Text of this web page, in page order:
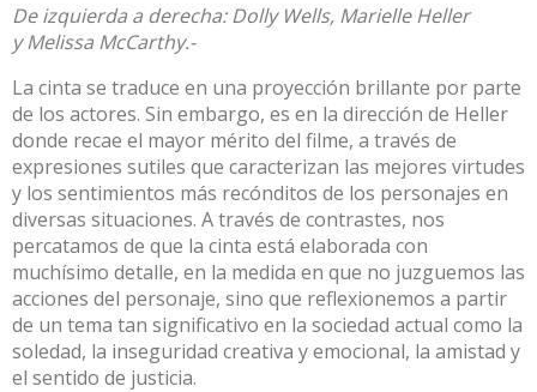
De izquierda a derecha: Dolly Wells, Marielle Heller
y Melissa McCarthy.-
La cinta se traduce en una proyección brillante por parte
de los actores. Sin embargo, es en la dirección de Heller
donde recae el mayor mérito del filme, a través de
expresiones sutiles que caracterizan las mejores virtudes
y los sentimientos más recónditos de los personajes en
diversas situaciones. A través de contrastes, nos
percatamos de que la cinta está elaborada con
muchísimo detalle, en la medida en que no juzguemos las
acciones del personaje, sino que reflexionemos a partir
de un tema tan significativo en la sociedad actual como la
soledad, la inseguridad creativa y emocional, la amistad y
el sentido de justicia.